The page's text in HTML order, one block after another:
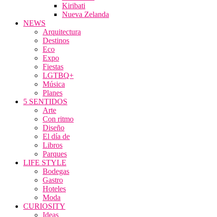
Kiribati
Nueva Zelanda
NEWS
Arquitectura
Destinos
Eco
Expo
Fiestas
LGTBQ+
Música
Planes
5 SENTIDOS
Arte
Con ritmo
Diseño
El día de
Libros
Parques
LIFE STYLE
Bodegas
Gastro
Hoteles
Moda
CURIOSITY
Ideas